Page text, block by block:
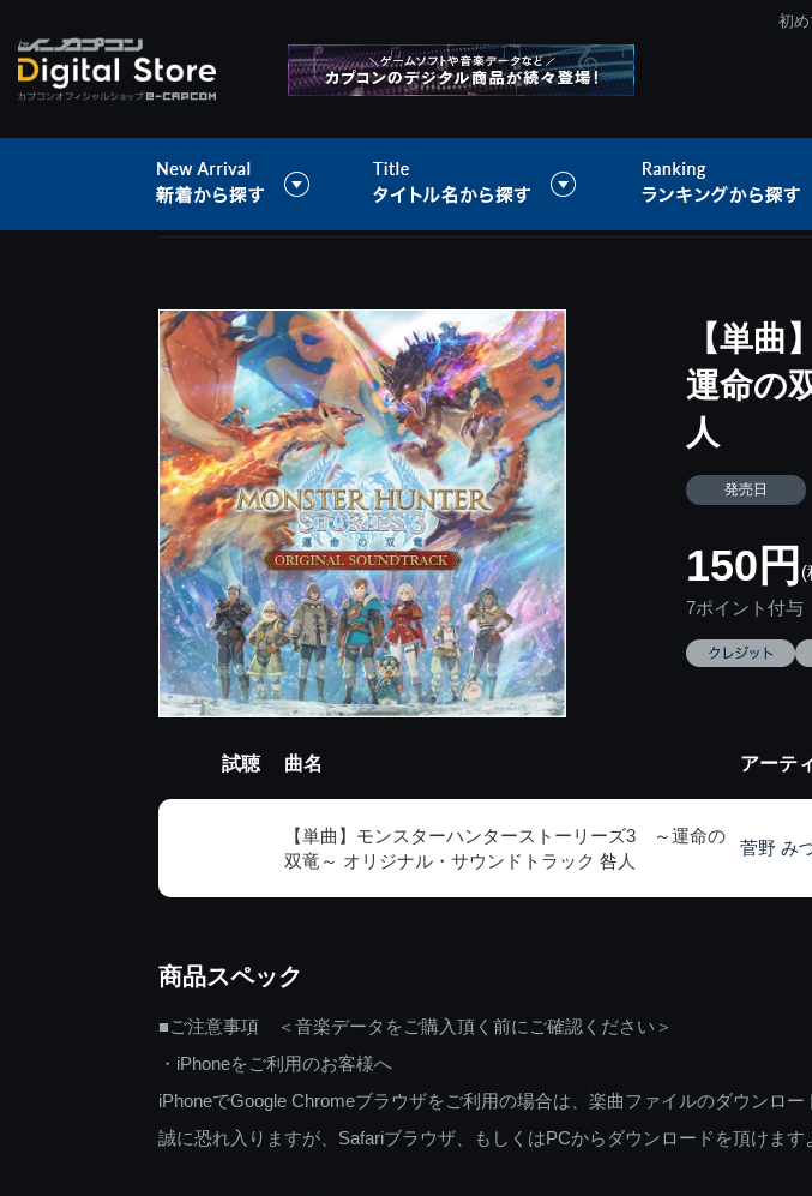
初
>
【単
運命の
人
発売日
150円 (
7ポイント付与
試聴 曲名 アーテ
【単曲】モンスターハンターストーリーズ3 ～運命の
双竜～ オリジナル・サウンドトラック 咎人
菅野 み
商品スペック
■ご注意事項 ＜音楽データをご購入頂く前にご確認ください＞
・iPhoneをご利用のお客様へ
iPhoneでGoogle Chromeブラウザをご利用の場合は、楽曲ファイルのダウンロー
誠に恐れ入りますが、Safariブラウザ、もしくはPCからダウンロードを頂けます